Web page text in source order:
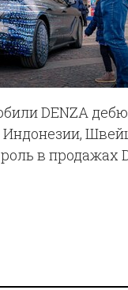
DENZA
в продажах